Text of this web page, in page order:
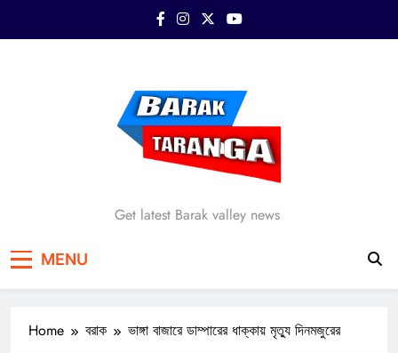
Barak Taranga
Get latest Barak valley news
MENU
Home বরাক ভাঙ্গা বাজারে ডাম্পারের ধাক্কায় মৃত্যু দিনমজুরের